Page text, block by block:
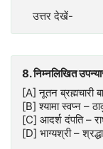
उत्तर देखें-
8. निम्नलिखित
[A] नूतन ब्रह्मचारी
[B] श्यामा स्वप्न –
[C] आदर्श दंपति –
[D] भाग्यश्री –